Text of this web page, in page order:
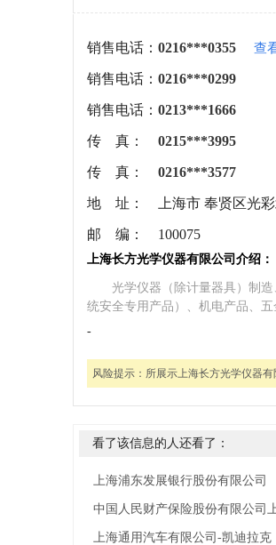
销售电话： 0216***0355 查
销售电话： 0216***0299
销售电话： 0213***1666
传 真： 0215***3995
传 真： 0216***3577
地 址： 上海市 奉贤区光
邮 编： 100075
上海长方光学仪器有限公司介绍：
光学仪器（除计量器具）制
统安全专用产品）、机电产品、
-
风险提示： 所展示上海长方光学仪器
看了该信息的人还看了：
上海浦东发展银行股份有限公司
中国人民财产保险股份有限公司
上海通用汽车有限公司-凯迪拉克